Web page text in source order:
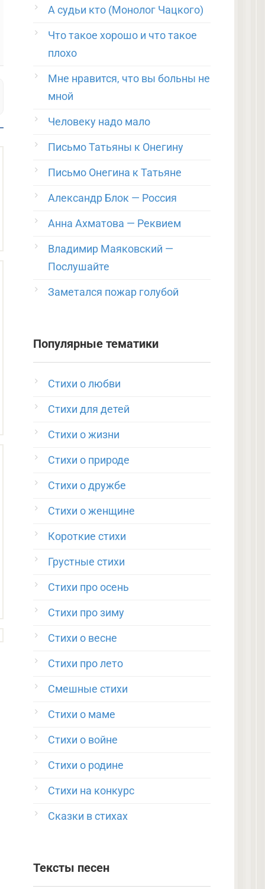
А судьи кто (Монолог Чацкого)
Что такое хорошо и что такое
плохо
Мне нравится, что вы больны не
мной
Человеку надо мало
Письмо Татьяны к Онегину
Письмо Онегина к Татьяне
Александр Блок — Россия
Анна Ахматова — Реквием
Владимир Маяковский —
Послушайте
Заметался пожар голубой
Популярные тематики
Стихи о любви
Стихи для детей
Стихи о жизни
Стихи о природе
Стихи о дружбе
Стихи о женщине
Короткие стихи
Грустные стихи
Стихи про осень
Стихи про зиму
Стихи о весне
Стихи про лето
Смешные стихи
Стихи о маме
Стихи о войне
Стихи о родине
Стихи на конкурс
Сказки в стихах
Тексты песен